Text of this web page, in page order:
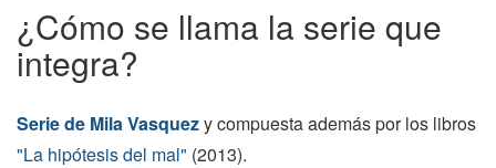
¿Cómo se llama la serie que
integra?
Serie de Mila Vasquezy compuesta además por los libros
"La hipótesis del mal" (2013).